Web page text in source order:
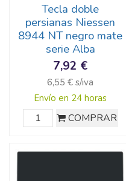
Tecla doble
persianas Niessen
8944 NT negro mate
serie Alba
7,92 €
6,55 € s/iva
Envío en 24 horas
COMPRAR